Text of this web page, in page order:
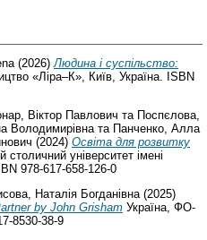
(2026)Людина і суспільство:
«Ліра–К», Київ, Україна. ISBN
Віктор Павлович та Поспєлова,
Володимирівната Панченко, Алла
(2024) Освіта для розвитку
столичний університет імені
978-617-658-126-0
Наталія Богданівна(2025)
by John Grisham Україна, ФО-
8530-38-9